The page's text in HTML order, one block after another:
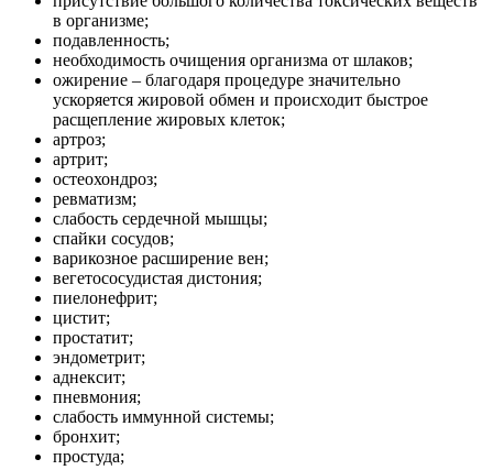
в организме;
подавленность;
необходимость очищения организма от шлаков;
ожирение – благодаря процедуре значительно
ускоряется жировой обмен и происходит быстрое
расщепление жировых клеток;
артроз;
артрит;
остеохондроз;
ревматизм;
слабость сердечной мышцы;
спайки сосудов;
варикозное расширение вен;
вегетососудистая дистония;
пиелонефрит;
цистит;
простатит;
эндометрит;
аднексит;
пневмония;
слабость иммунной системы;
бронхит;
простуда;